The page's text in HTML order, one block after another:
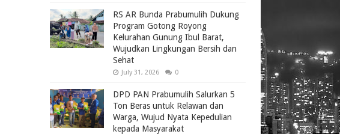
RS AR Bunda Prabumulih Dukung
Program Gotong Royong
Kelurahan Gunung Ibul Barat,
Wujudkan Lingkungan Bersih dan
Sehat
July 31, 2026 0
DPD PAN Prabumulih Salurkan 5
Ton Beras untuk Relawan dan
Warga, Wujud Nyata Kepedulian
kepada Masyarakat